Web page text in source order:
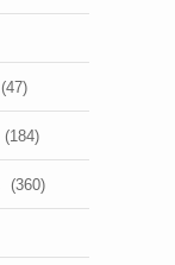
(47)
(184)
(360)